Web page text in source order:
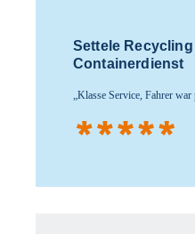
Settele Recycling
Containerdienst
Klasse Service, Fahrer war